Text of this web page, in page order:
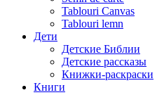
Tablouri Canvas
Tablouri lemn
Дети
Детские Библии
Детские рассказы
Книжки-раскраски
Книги